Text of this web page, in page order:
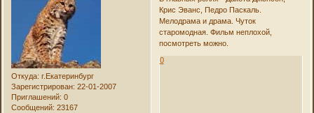
Откуда: г.Екатеринбург
Зарегистрирован: 22-01-2007
Приглашений: 0
Сообщений: 23167
Крис Эванс, Педро Паскаль.
Мелодрама и драма. Чуток
старомодная. Фильм неплохой,
посмотреть можно.
0